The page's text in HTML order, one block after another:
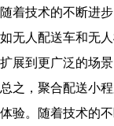
随着技术的不断进
如无人配送车和无
扩展到更广泛的场
总之，聚合配送小
体验。随着技术的